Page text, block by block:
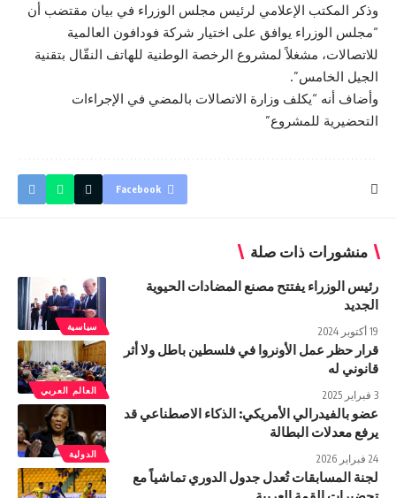
وذكر المكتب الإعلامي لرئيس مجلس الوزراء في بيان مقتضب أن
“مجلس الوزراء يوافق على اختيار شركة فودافون العالمية
للاتصالات، مشغلاً لمشروع الرخصة الوطنية للهاتف النقّال بتقنية
الجيل الخامس”.
وأضاف أنه “يكلف وزارة الاتصالات بالمضي في الإجراءات
التحضيرية للمشروع”
Facebook
منشورات ذات صلة
سياسية
رئيس الوزراء يفتتح مصنع المضادات الحيوية
الجديد
19 أكتوبر 2024
العالم العربي
قرار حظر عمل الأونروا في فلسطين باطل ولا أثر
قانوني له
3 فبراير 2025
الدولية
عضو بالفيدرالي الأمريكي: الذكاء الاصطناعي قد
يرفع معدلات البطالة
24 فبراير 2026
لجنة المسابقات تُعدل جدول الدوري تماشياً مع